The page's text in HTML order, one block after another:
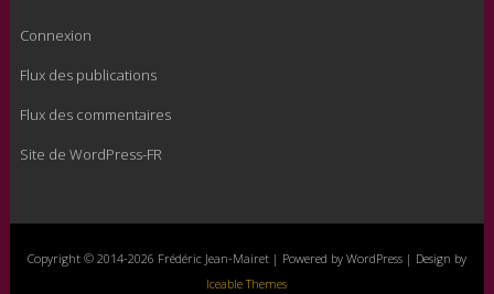
Connexion
Flux des publications
Flux des commentaires
Site de WordPress-FR
Copyright © 2014-2026 Frédéric Jean-Mairet | Powered by WordPress | Design by
Iceable Themes